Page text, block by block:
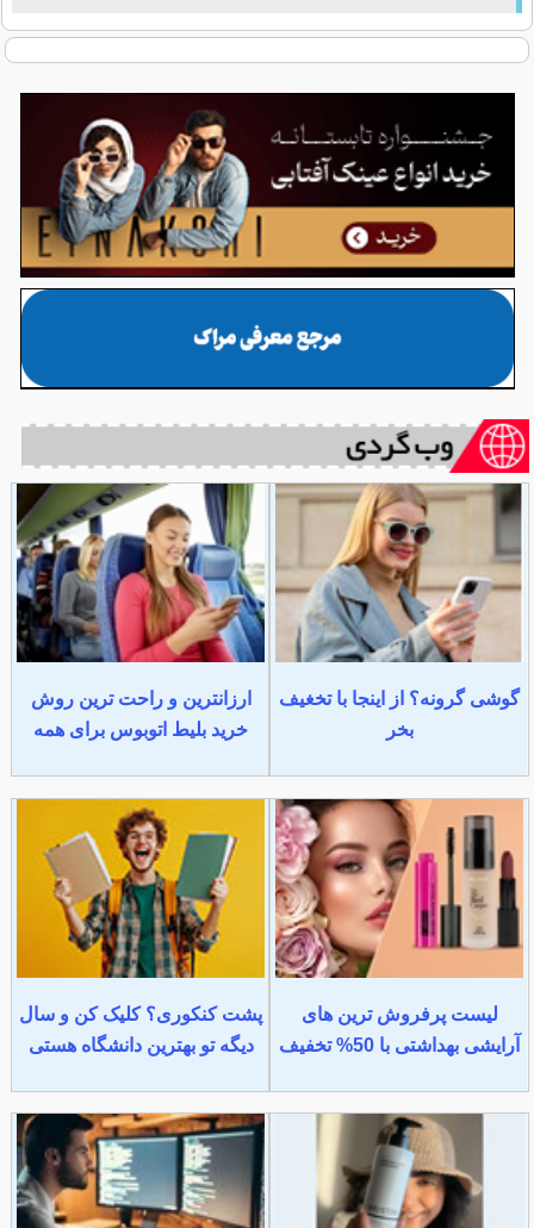
گوشی گرونه؟ از اینجا با تخغیف
بخر
ارزانترین و راحت ترین روش
خرید بلیط اتوبوس برای همه
لیست پرفروش ترین های
آرایشی بهداشتی با 50% تخفیف
پشت کنکوری؟ کلیک کن و سال
دیگه تو بهترین دانشگاه هستی